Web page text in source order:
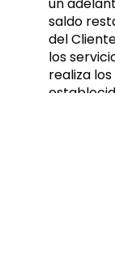
saldo
del
los
realiza